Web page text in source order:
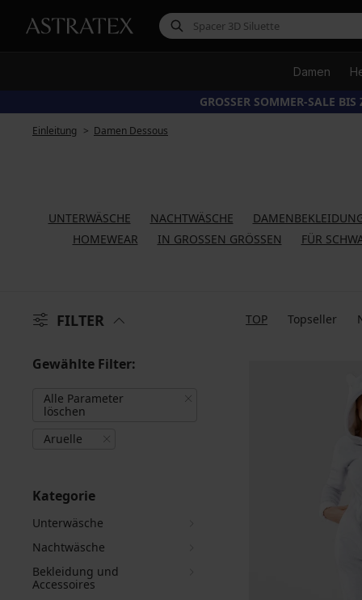
Damen
GROSSER SOMMER-SALE
Einleitung Damen Dessous
UNTERWÄSCHE NACHTWÄSCHE
HOMEWEAR
IN GROSSEN GRÖSSEN FÜR
FILTER TOP Topseller
Gewählte Filter:
Alle Parameter
löschen
Aruelle
Kategorie
Unterwäsche
Nachtwäsche
Bekleidung und
Accessoires